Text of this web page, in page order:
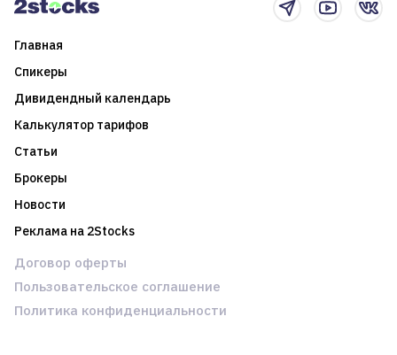
Главная
Спикеры
Дивидендный календарь
Калькулятор тарифов
Статьи
Брокеры
Новости
Реклама на 2Stocks
Договор оферты
Пользовательское соглашение
Политика конфиденциальности